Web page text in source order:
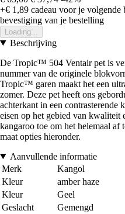
+€ 1,89 cadeau voor je volgende
bevestiging van je bestelling
Loading...
Beschrijving
De Tropic™ 504 Ventair pet is
nummer van de originele
Tropic™ garen maakt het een
zomer. Deze pet heeft ons
achterkant in een contrasterende
eisen op het gebied van kwaliteit
kangaroo toe om het helemaal af
maat opties hieronder.
Aanvullende informatie
Merk
Kangol
Kleur
amber haze
Kleur
Geel
Geslacht
Gemengd